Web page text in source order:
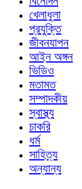
খেলাধুলা
প্রযুক্তি
জীবনযাপন
আইন অঙ্গন
ভিডিও
মতামত
সম্পাদকীয়
স্বাস্থ্য
চাকরি
ধর্ম
সাহিত্য
অন্যান্য